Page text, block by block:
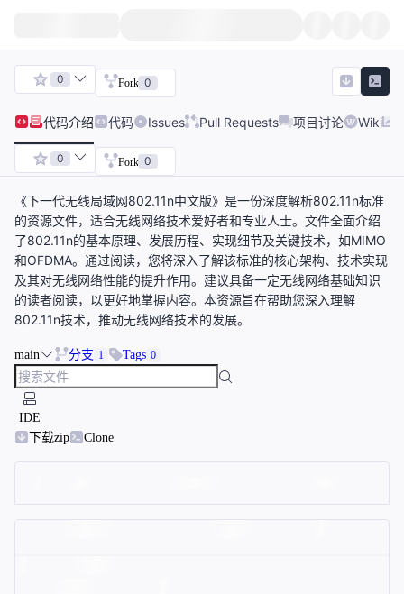
0 Fork 0
代码介绍 代码 Issues Pull Requests 项目讨论 Wiki
0 Fork 0
《下一代无线局域网802.11n中文版》是一份深度解析802.11n标准
的资源文件，适合无线网络技术爱好者和专业人士。文件全面介绍
了802.11n的基本原理、发展历程、实现细节及关键技术，如MIMO
和OFDMA。通过阅读，您将深入了解该标准的核心架构、技术实现
及其对无线网络性能的提升作用。建议具备一定无线网络基础知识
的读者阅读，以更好地掌握内容。本资源旨在帮助您深入理解
802.11n技术，推动无线网络技术的发展。
main 分支 1 Tags 0
IDE
下载zip
Clone